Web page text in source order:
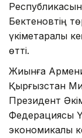
Бектеновтің
үкіметаралық
өтті.
Жиынға
Қырғызстан
Президент
Федерациясы
экономикалық